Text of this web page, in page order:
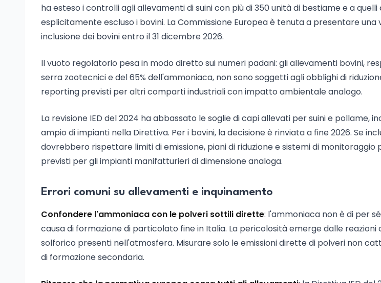
ha esteso i controlli agli allevamenti di suini con più di 350 unità di bestiame e a quelli
esplicitamente escluso i bovini. La Commissione Europea è tenuta a presentare una
inclusione dei bovini entro il 31 dicembre 2026.
Il vuoto regolatorio pesa in modo diretto sui numeri padani: gli allevamenti bovini,
serra zootecnici e del 65% dell'ammoniaca, non sono soggetti agli obblighi di
reporting previsti per altri comparti industriali con impatto ambientale analogo.
La revisione IED del 2024 ha abbassato le soglie di capi allevati per suini e pollame,
ampio di impianti nella Direttiva. Per i bovini, la decisione è rinviata a fine 2026. Se
dovrebbero rispettare limiti di emissione, piani di riduzione e sistemi di monitoraggio
previsti per gli impianti manifatturieri di dimensione analoga.
Errori comuni su allevamenti e inquinamento
Confondere l'ammoniaca con le polveri sottili dirette: l'ammoniaca non è di per
causa di formazione di particolato fine in Italia. La pericolosità emerge dalle reazioni
solforico presenti nell'atmosfera. Misurare solo le emissioni dirette di polveri non
di formazione secondaria.